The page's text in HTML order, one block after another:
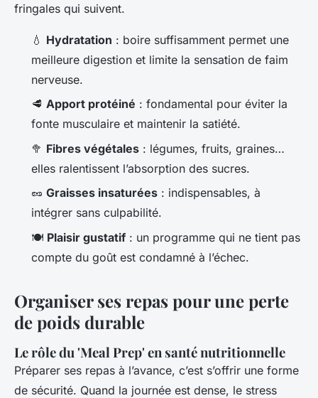
fringales qui suivent.
💧 Hydratation : boire suffisamment permet une
meilleure digestion et limite la sensation de faim
nerveuse.
🥩 Apport protéiné : fondamental pour éviter la
fonte musculaire et maintenir la satiété.
🥦 Fibres végétales : légumes, fruits, graines…
elles ralentissent l’absorption des sucres.
🥜 Graisses insaturées : indispensables, à
intégrer sans culpabilité.
🍽️ Plaisir gustatif : un programme qui ne tient pas
compte du goût est condamné à l’échec.
Organiser ses repas pour une perte
de poids durable
Le rôle du 'Meal Prep' en santé nutritionnelle
Préparer ses repas à l’avance, c’est s’offrir une forme
de sécurité. Quand la journée est dense, le stress